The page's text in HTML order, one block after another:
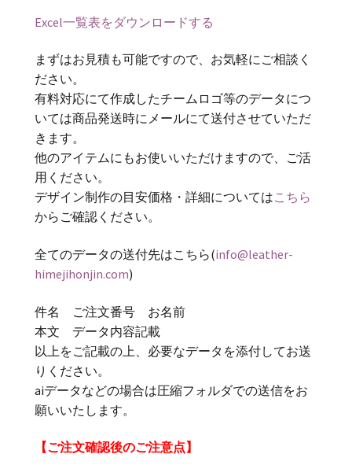
Excel一覧表をダウンロードする
まずはお見積も可能ですので、お気軽にご相談く
ださい。
有料対応にて作成したチームロゴ等のデータにつ
いては商品発送時にメールにて送付させていただ
きます。
他のアイテムにもお使いいただけますので、ご活
用ください。
デザイン制作の目安価格・詳細についてはこちら
からご確認ください。
全てのデータの送付先はこちら(info@leather-
himejihonjin.com)
件名 ご注文番号 お名前
本文 データ内容記載
以上をご記載の上、必要なデータを添付してお送
りください。
aiデータなどの場合は圧縮フォルダでの送信をお
願いいたします。
【ご注文確認後のご注意点】